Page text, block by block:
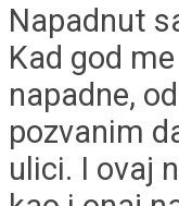
Napadnut
Kad god
napadne,
pozvanim
ulici. I ovaj